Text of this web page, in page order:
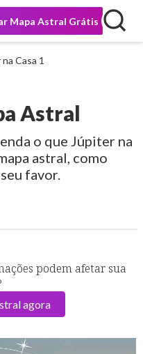
Mapa Astral Grátis
Casa 1
Astral
o que Júpiter na
astral, como
favor.
podem afetar sua
agora